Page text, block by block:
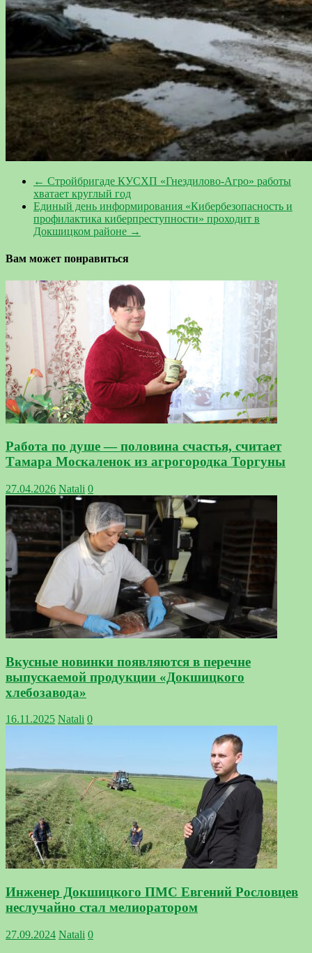
← Стройбригаде КУСХП «Гнездилово-Агро» работы
хватает круглый год
Единый день информирования «Кибербезопасность и
профилактика киберпреступности» проходит в
Докшицком районе →
Вам может понравиться
Работа по душе — половина счастья, считает
Тамара Москаленок из агрогородка Торгуны
27.04.2026 Natali 0
Вкусные новинки появляются в перечне
выпускаемой продукции «Докшицкого
хлебозавода»
16.11.2025 Natali 0
Инженер Докшицкого ПМС Евгений Рословцев
неслучайно стал мелиоратором
27.09.2024 Natali 0